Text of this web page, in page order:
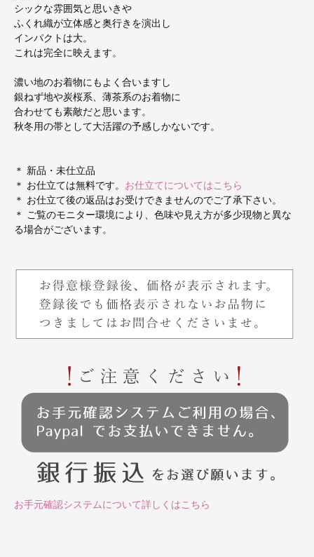
シックな雰囲気と思いきや
ふくれ織が立体感と奥行きを演出し
インパクトは大。
これは完全に映えます。
濃い地のお着物にもよく合いますし
銀ねず地や炭桜系、薄茶系のお着物に
合わせても素敵だと思います。
秋冬用の帯として大活躍の予感しかないです。
＊ 新品・未仕立品
＊ お仕立ては無料です。 お仕立てについてはこちら
＊ お仕立て後の返品はお受けできませんのでご了承下さい。
＊ ご覧のモニター環境により、色味や見え方が多少現物と異な
る場合がございます。
お手元確認システムについて詳しくはこちら